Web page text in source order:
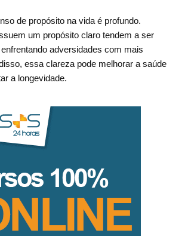
de propósito na vida é profundo.
um propósito claro tendem a ser
adversidades com mais
essa clareza pode melhorar a saúde
a longevidade.